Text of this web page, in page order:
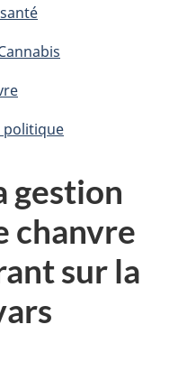
politique
gestion
chanvre
sur la